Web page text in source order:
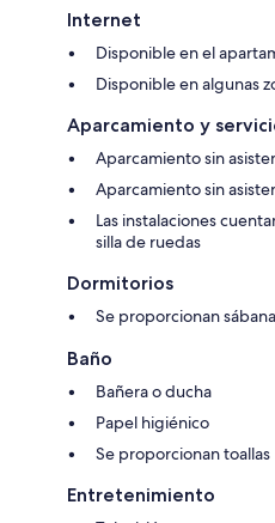
Internet
Disponible en el
Disponible en algunas
Aparcamiento y
Aparcamiento sin
Aparcamiento sin
Las instalaciones
silla de ruedas
Dormitorios
Se proporcionan
Baño
Bañera o ducha
Papel higiénico
Se proporcionan toallas
Entretenimiento